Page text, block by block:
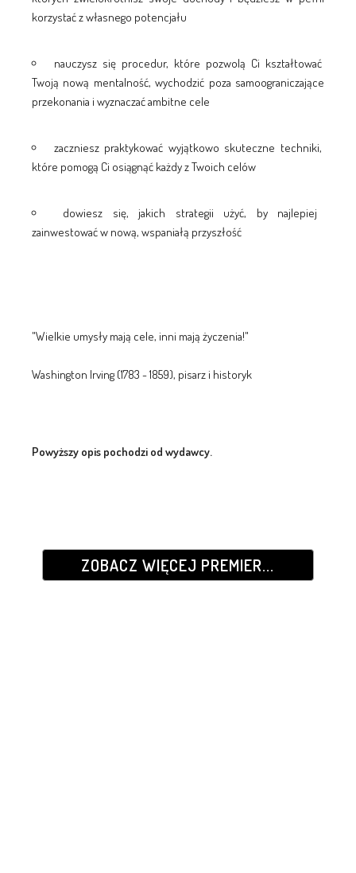
korzystać z własnego potencjału
nauczysz się procedur, które pozwolą Ci kształtować
Twoją nową mentalność, wychodzić poza samoograniczające
przekonania i wyznaczać ambitne cele
zaczniesz praktykować wyjątkowo skuteczne techniki,
które pomogą Ci osiągnąć każdy z Twoich celów
dowiesz się, jakich strategii użyć, by najlepiej
zainwestować w nową, wspaniałą przyszłość
"Wielkie umysły mają cele, inni mają życzenia!"
Washington Irving (1783 - 1859), pisarz i historyk
Powyższy opis pochodzi od wydawcy.
ZOBACZ WIĘCEJ PREMIER...